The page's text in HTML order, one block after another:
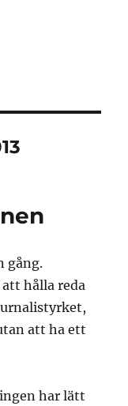
gång.
hålla reda
att ha ett
har lätt